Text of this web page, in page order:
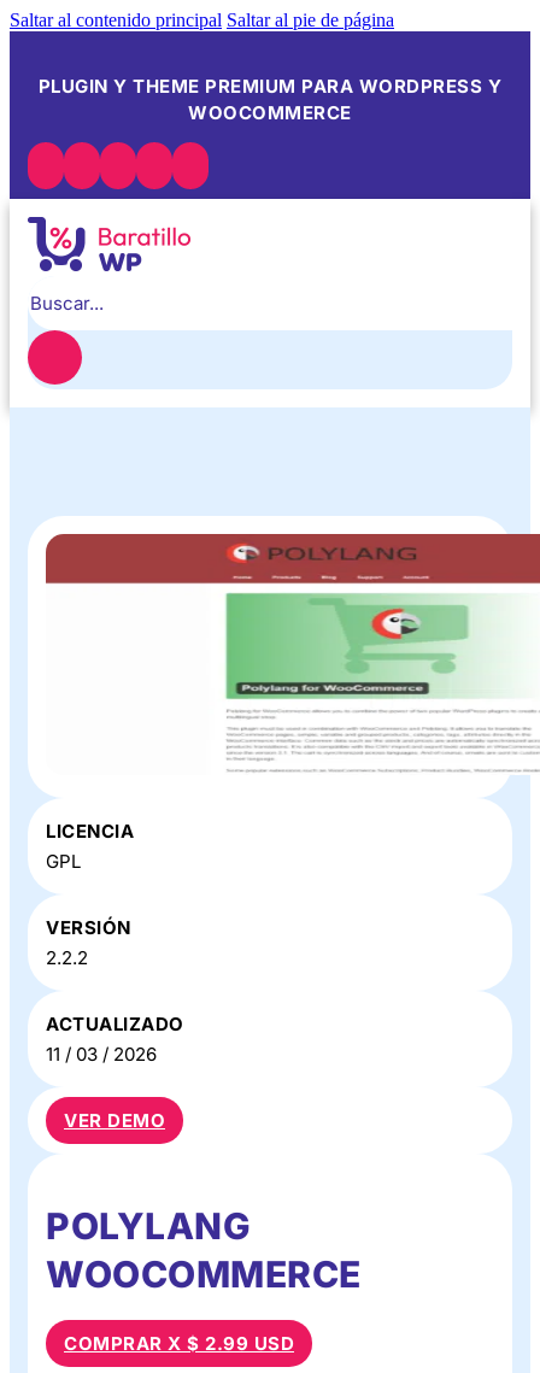
Saltar al contenido principal Saltar al pie de página
PLUGIN Y THEME PREMIUM PARA WORDPRESS Y
WOOCOMMERCE
» en Baratillo
WP
LICENCIA
GPL
VERSIÓN
2.2.2
ACTUALIZADO
11 / 03 / 2026
VER DEMO
POLYLANG
WOOCOMMERCE
COMPRAR X $ 2.99 USD